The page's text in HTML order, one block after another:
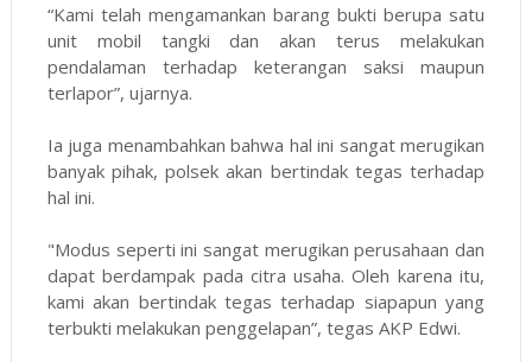
“Kami telah mengamankan barang bukti berupa satu
unit mobil tangki dan akan terus melakukan
pendalaman terhadap keterangan saksi maupun
terlapor”, ujarnya.
Ia juga menambahkan bahwa hal ini sangat merugikan
banyak pihak, polsek akan bertindak tegas terhadap
hal ini.
"Modus seperti ini sangat merugikan perusahaan dan
dapat berdampak pada citra usaha. Oleh karena itu,
kami akan bertindak tegas terhadap siapapun yang
terbukti melakukan penggelapan”, tegas AKP Edwi.